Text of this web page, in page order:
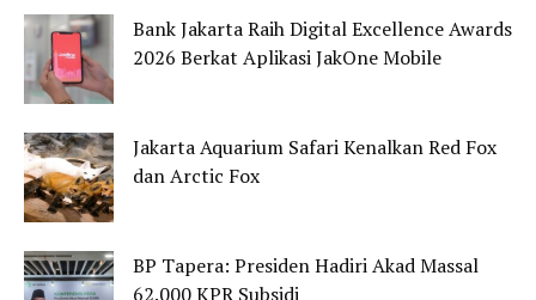
Bank Jakarta Raih Digital Excellence Awards
2026 Berkat Aplikasi JakOne Mobile
Jakarta Aquarium Safari Kenalkan Red Fox
dan Arctic Fox
BP Tapera: Presiden Hadiri Akad Massal
62.000 KPR Subsidi